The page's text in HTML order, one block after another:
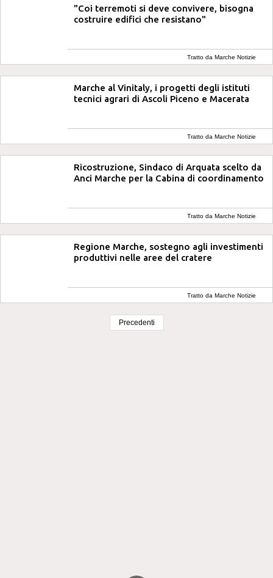
"Coi terremoti si deve convivere, bisogna
costruire edifici che resistano"
Tratto da Marche Notizie
Marche al Vinitaly, i progetti degli istituti
tecnici agrari di Ascoli Piceno e Macerata
Tratto da Marche Notizie
Ricostruzione, Sindaco di Arquata scelto da
Anci Marche per la Cabina di coordinamento
Tratto da Marche Notizie
Regione Marche, sostegno agli investimenti
produttivi nelle aree del cratere
Tratto da Marche Notizie
Precedenti